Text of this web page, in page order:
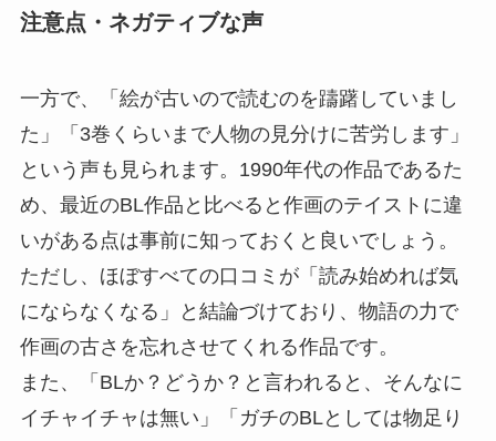
注意点・ネガティブな声
一方で、「絵が古いので読むのを躊躇していまし
た」「3巻くらいまで人物の見分けに苦労します」
という声も見られます。1990年代の作品であるた
め、最近のBL作品と比べると作画のテイストに違
いがある点は事前に知っておくと良いでしょう。
ただし、ほぼすべての口コミが「読み始めれば気
にならなくなる」と結論づけており、物語の力で
作画の古さを忘れさせてくれる作品です。
また、「BLか？どうか？と言われると、そんなに
イチャイチャは無い」「ガチのBLとしては物足り